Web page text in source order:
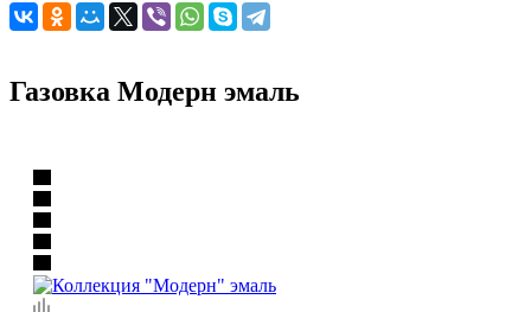
Газовка Модерн эмаль